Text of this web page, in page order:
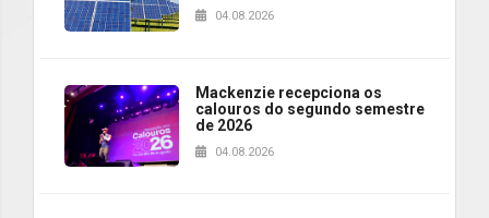
04.08.2026
Mackenzie recepciona os
calouros do segundo semestre
de 2026
04.08.2026